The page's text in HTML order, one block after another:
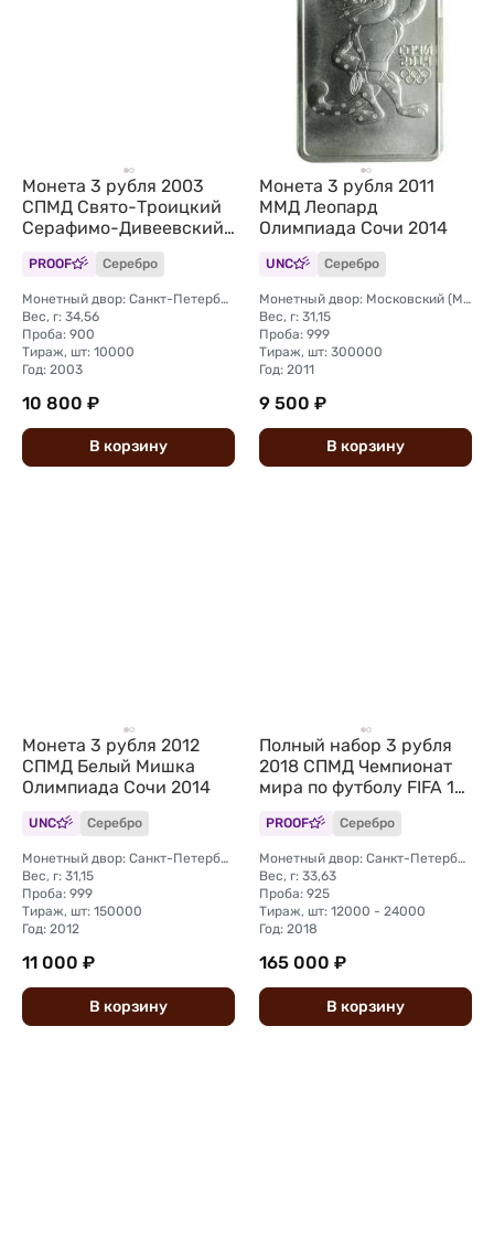
Монета 3 рубля 2003
СПМД Свято-Троицкий
Серафимо-Дивеевский
монастырь
PROOF Серебро
Монетный двор: Санкт-Петербургский (СПМД)
Вес, г: 34,56
Проба: 900
Тираж, шт: 10000
Год: 2003
10 800 ₽
В корзину
Монета 3 рубля 2011
ММД Леопард
Олимпиада Сочи 2014
UNC Серебро
Монетный двор: Московский (ММД)
Вес, г: 31,15
Проба: 999
Тираж, шт: 300000
Год: 2011
9 500 ₽
В корзину
Монета 3 рубля 2012
СПМД Белый Мишка
Олимпиада Сочи 2014
UNC Серебро
Монетный двор: Санкт-Петербургский (СПМД)
Вес, г: 31,15
Проба: 999
Тираж, шт: 150000
Год: 2012
11 000 ₽
В корзину
Полный набор 3 рубля
2018 СПМД Чемпионат
мира по футболу FIFA 12
монет + марки
PROOF Серебро
Монетный двор: Санкт-Петербургский (СПМД)
Вес, г: 33,63
Проба: 925
Тираж, шт: 12000 - 24000
Год: 2018
165 000 ₽
В корзину